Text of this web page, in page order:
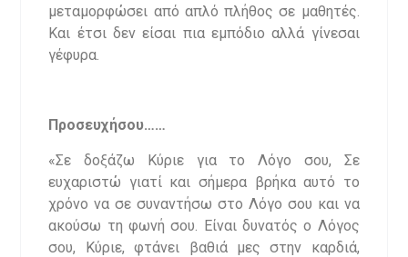
μεταμορφώσει από απλό πλήθος σε μαθητές.
Και έτσι δεν είσαι πια εμπόδιο αλλά γίνεσαι
γέφυρα.
Προσευχήσου……
«Σε δοξάζω Κύριε για το Λόγο σου, Σε
ευχαριστώ γιατί και σήμερα βρήκα αυτό το
χρόνο να σε συναντήσω στο Λόγο σου και να
ακούσω τη φωνή σου. Είναι δυνατός ο Λόγος
σου, Κύριε, φτάνει βαθιά μες στην καρδιά,